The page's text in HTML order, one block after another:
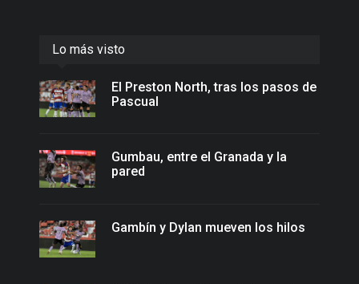
Lo más visto
El Preston North, tras los pasos de
Pascual
Gumbau, entre el Granada y la
pared
Gambín y Dylan mueven los hilos